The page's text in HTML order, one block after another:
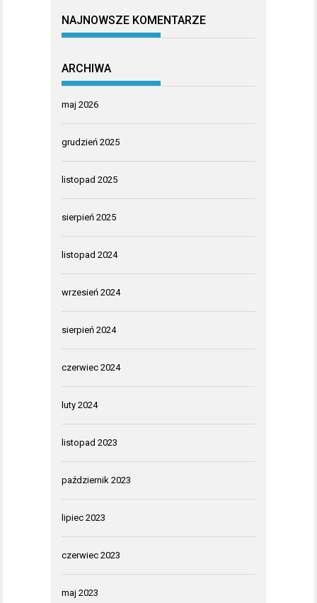
NAJNOWSZE KOMENTARZE
ARCHIWA
maj 2026
grudzień 2025
listopad 2025
sierpień 2025
listopad 2024
wrzesień 2024
sierpień 2024
czerwiec 2024
luty 2024
listopad 2023
październik 2023
lipiec 2023
czerwiec 2023
maj 2023